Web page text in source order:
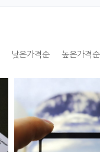
낮은가격순 높은가격순